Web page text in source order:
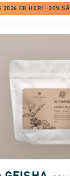
2026 ER HER! −30%